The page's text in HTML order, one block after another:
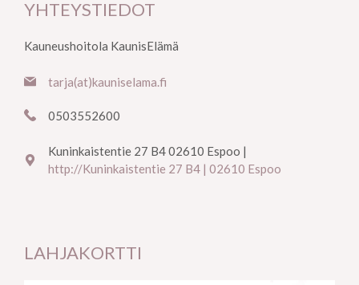
YHTEYSTIEDOT
Kauneushoitola KaunisElämä
tarja(at)kauniselama.fi
0503552600
Kuninkaistentie 27 B4 02610 Espoo |
http://Kuninkaistentie 27 B4 | 02610 Espoo
LAHJAKORTTI